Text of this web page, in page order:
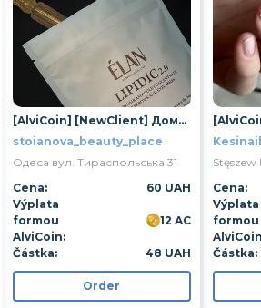
[AlviCoin] [NewClient] Домашній догляд для брів
stoianova_beauty_place
Одеса вул. Тираспольська 31
Cena:
60 UAH
Výplata
formou
AlviCoin:
12 AC
Částka: 48 UAH
Order
Stęszew
Cena:
Výplata
formou
Částka: